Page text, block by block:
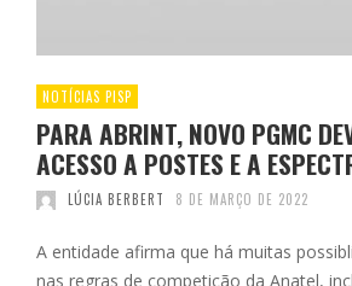
NOTÍCIAS PISP
PARA ABRINT, NOVO PGMC
ACESSO A POSTES E A
LÚCIA BERBERT 8 DE MARÇO DE 2022
A entidade afirma que há muitas
nas regras de competição da Anatel,